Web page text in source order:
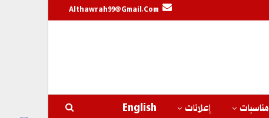
Althawrah99@gmail.com
مناسبات إعلانات English